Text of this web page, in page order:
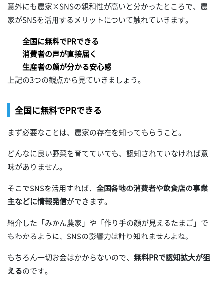
意外にも農家×SNSの親和性が高いと分かったところで、農
家がSNSを活用するメリットについて触れていきます。
全国に無料でPRできる
消費者の声が直接届く
生産者の顔が分かる安心感
上記の3つの観点から見ていきましょう。
全国に無料でPRできる
まず必要なことは、農家の存在を知ってもらうこと。
どんなに良い野菜を育てていても、認知されていなければ意
味がありません。
そこでSNSを活用すれば、 全国各地の消費者や飲食店の事業
主などに情報発信ができます。
紹介した「みかん農家」や「作り手の顔が見えるたまご」で
もわかるように、SNSの影響力は計り知れませんよね。
もちろん一切お金はかからないので、 無料PRで認知拡大が狙
えるのです。